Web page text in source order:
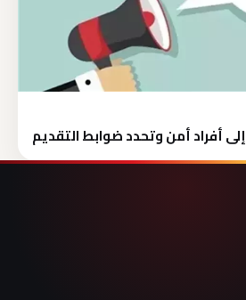
أفراد أمن وتحدد ضوابط التقديم